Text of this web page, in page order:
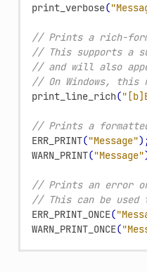
print_verbose(
// Prints a rich-
// This supports a
// and will also
// On Windows,
print_line_rich(
// Prints a
ERR_PRINT("Message"
WARN_PRINT("Message"
// Prints an error or
// This can be used
ERR_PRINT_ONCE(
WARN_PRINT_ONCE(